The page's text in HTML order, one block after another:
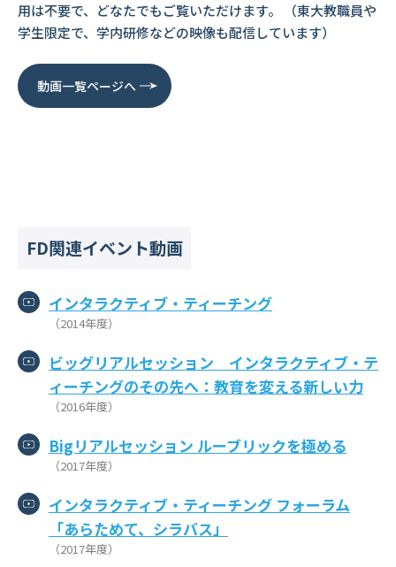
用は不要で、どなたでもご覧いただけます。 （東大教職員や
学生限定で、学内研修などの映像も配信しています）
動画一覧ページへ
FD関連イベント動画
インタラクティブ・ティーチング
（2014年度）
ビッグリアルセッション インタラクティブ・テ
ィーチングのその先へ：教育を変える新しい力
（2016年度）
Bigリアルセッション ルーブリックを極める
（2017年度）
インタラクティブ・ティーチング フォーラム
「あらためて、シラバス」
（2017年度）